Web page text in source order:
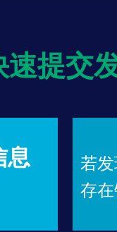
速提交
息
若
存